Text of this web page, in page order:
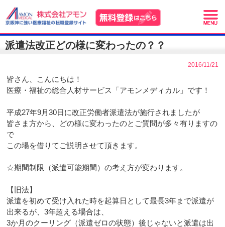
派遣法改正どの様に変わったの？？
2016/11/21
皆さん、こんにちは！
医療・福祉の総合人材サービス「アモンメディカル」です！
平成27年9月30日に改正労働者派遣法が施行されましたが
皆さま方から、どの様に変わったのとご質問が多々有りますの
で
この場を借りてご説明させて頂きます。
☆期間制限（派遣可能期間）の考え方が変わります。
【旧法】
派遣を初めて受け入れた時を起算日として最長3年まで派遣が
出来るが、3年超える場合は、
3か月のクーリング（派遣ゼロの状態）後じゃないと派遣は出